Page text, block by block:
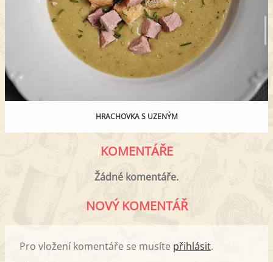
HRACHOVKA S UZENÝM
KOMENTÁŘE
Žádné komentáře.
NOVÝ KOMENTÁŘ
Pro vložení komentáře se musíte přihlásit.